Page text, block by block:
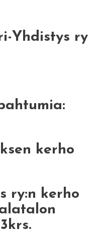
Yhdistys ry
kerho
ry:n kerho